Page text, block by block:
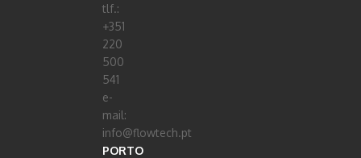
tlf.:
+351
220
500
541
e-
mail:
info@flowtech.pt
PORTO